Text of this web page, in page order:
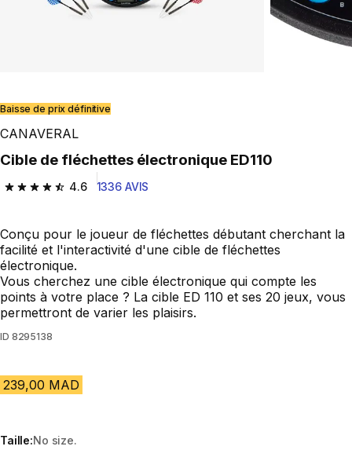
Play Video
Baisse de prix définitive
CANAVERAL
Cible de fléchettes électronique ED110
4.6
4.6 out of 5 stars from 1336 reviews
1336 AVIS
Conçu pour le joueur de fléchettes débutant cherchant la
facilité et l'interactivité d'une cible de fléchettes
électronique.
Vous cherchez une cible électronique qui compte les
points à votre place ? La cible ED 110 et ses 20 jeux, vous
permettront de varier les plaisirs.
ID 8295138
239,00 MAD
Taille:No size.